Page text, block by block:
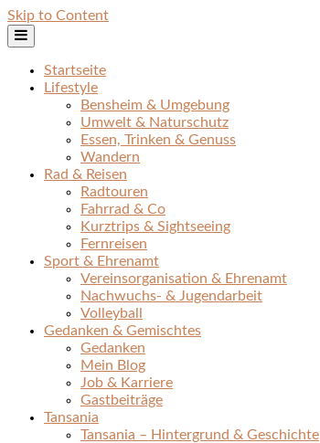
Skip to Content
Startseite
Lifestyle
Bensheim & Umgebung
Umwelt & Naturschutz
Essen, Trinken & Genuss
Wandern
Rad & Reisen
Radtouren
Fahrrad & Co
Kurztrips & Sightseeing
Fernreisen
Sport & Ehrenamt
Vereinsorganisation & Ehrenamt
Nachwuchs- & Jugendarbeit
Volleyball
Gedanken & Gemischtes
Gedanken
Mein Blog
Job & Karriere
Gastbeiträge
Tansania
Tansania – Hintergrund & Geschichte